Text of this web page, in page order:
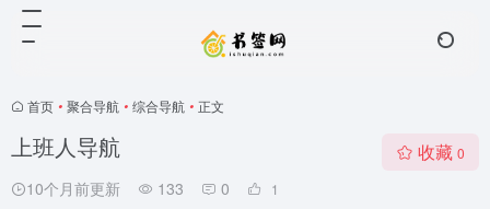
首页 • 聚合导航 • 综合导航 • 正文
上班人导航
10个月前更新 133 0 1
收藏 0